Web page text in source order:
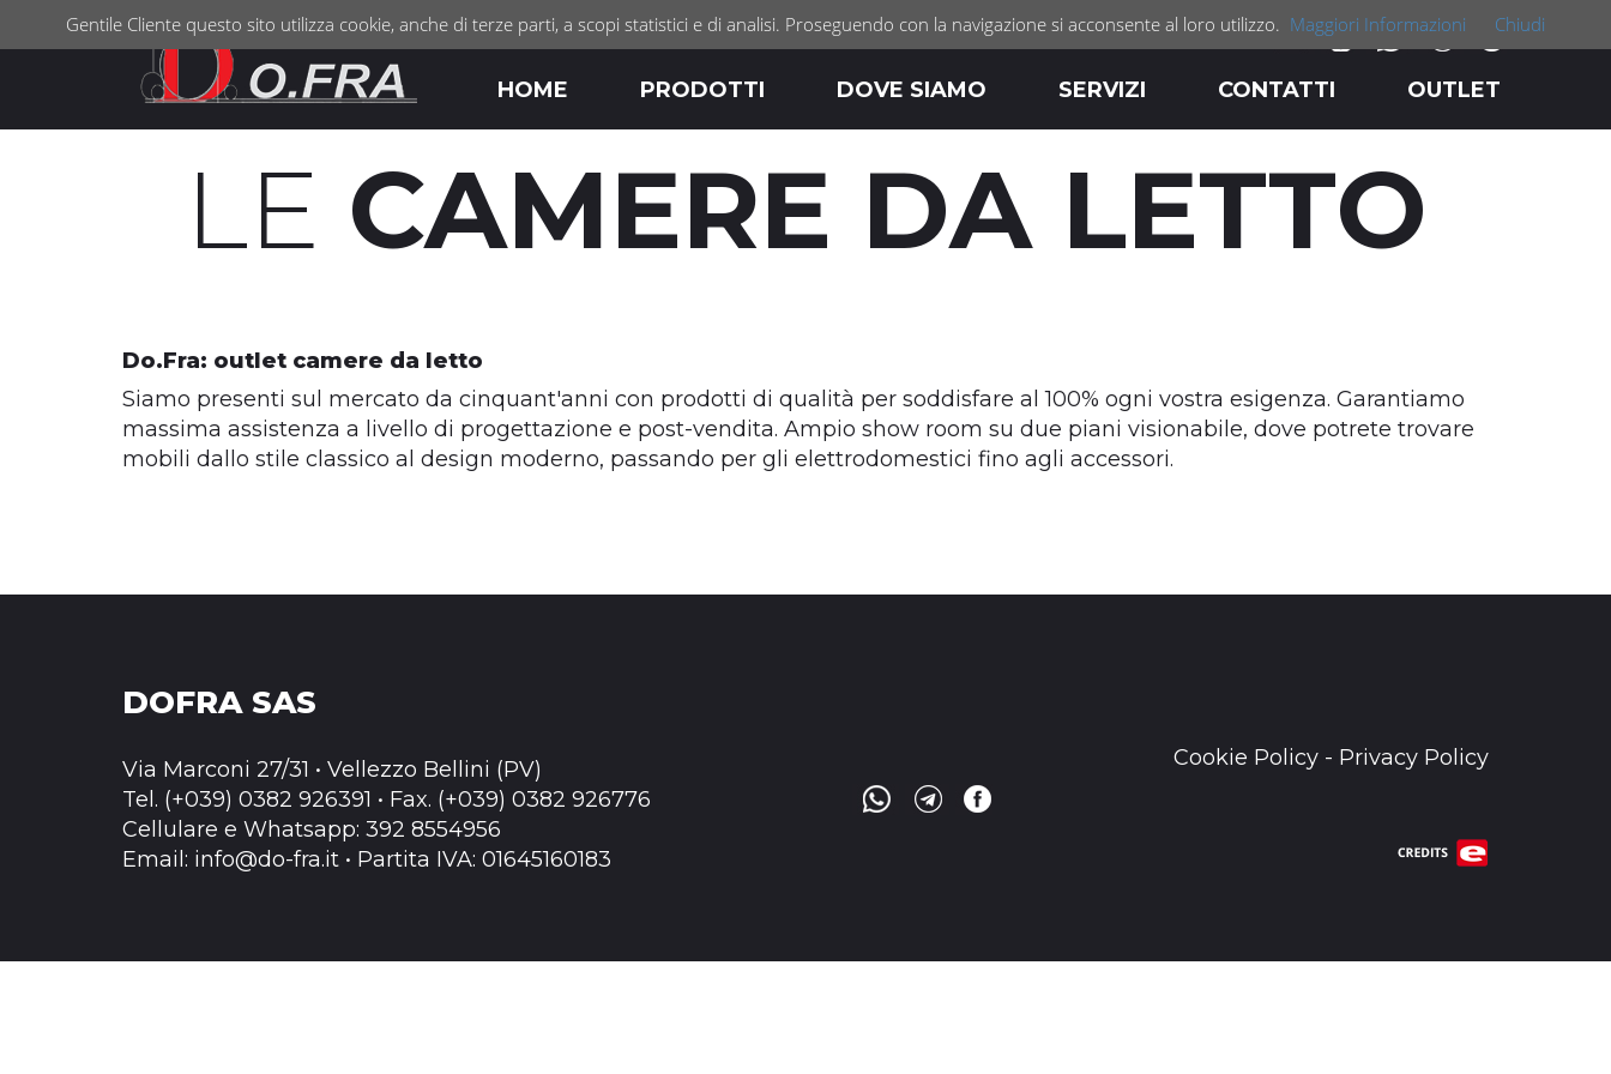
HOME PRODOTTI DOVE SIAMO SERVIZI CONTATTI OUTLET
LE CAMERE DA LETTO
Do.Fra: outlet camere da letto
Siamo presenti sul mercato da cinquant'anni con prodotti di qualità per soddisfare al 100% ogni vostra esigenza. Garantiamo
massima assistenza a livello di progettazione e post-vendita. Ampio show room su due piani visionabile, dove potrete trovare
mobili dallo stile classico al design moderno, passando per gli elettrodomestici fino agli accessori.
DOFRA SAS
Via Marconi 27/31 • Vellezzo Bellini (PV)
Tel. (+039) 0382 926391 • Fax. (+039) 0382 926776
Cellulare e Whatsapp: 392 8554956
Email: info@do-fra.it • Partita IVA: 01645160183
Cookie Policy - Privacy Policy
Gentile Cliente questo sito utilizza cookie, anche di terze parti, a scopi statistici e di analisi. Proseguendo con la navigazione si acconsente al loro utilizzo. Maggiori Informazioni Chiudi